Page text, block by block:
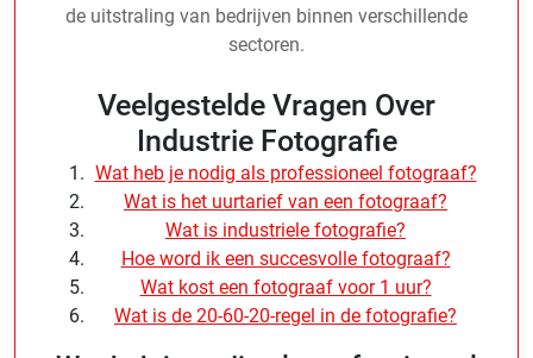
de uitstraling van bedrijven binnen verschillende
sectoren.
Veelgestelde Vragen Over
Industrie Fotografie
Wat heb je nodig als professioneel fotograaf?
Wat is het uurtarief van een fotograaf?
Wat is industriele fotografie?
Hoe word ik een succesvolle fotograaf?
Wat kost een fotograaf voor 1 uur?
Wat is de 20-60-20-regel in de fotografie?